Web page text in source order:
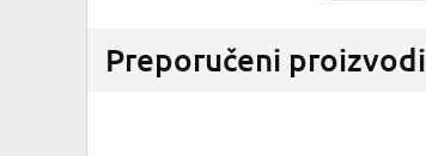
Preporučeni proizvodi